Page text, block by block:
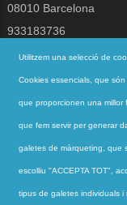
08010 Barcelona
933183736
jesuites@jesuites.net
Segueix-nos a
QUI SOM
Utilitzem una selecció de
Cookies essencials, que
que proporcionen una millor
que fem servir per generar
galetes de màrqueting, que
escolliu "ACCEPTA TOT",
tipus de galetes individuals i